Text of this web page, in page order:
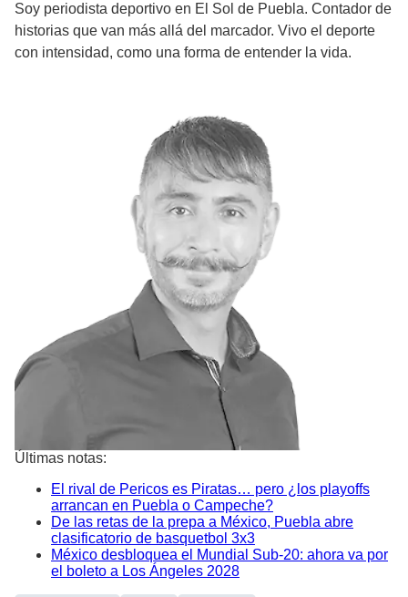
Soy periodista deportivo en El Sol de Puebla. Contador de
historias que van más allá del marcador. Vivo el deporte
con intensidad, como una forma de entender la vida.
Últimas notas:
El rival de Pericos es Piratas… pero ¿los playoffs
arrancan en Puebla o Campeche?
De las retas de la prepa a México, Puebla abre
clasificatorio de basquetbol 3x3
México desbloquea el Mundial Sub-20: ahora va por
el boleto a Los Ángeles 2028